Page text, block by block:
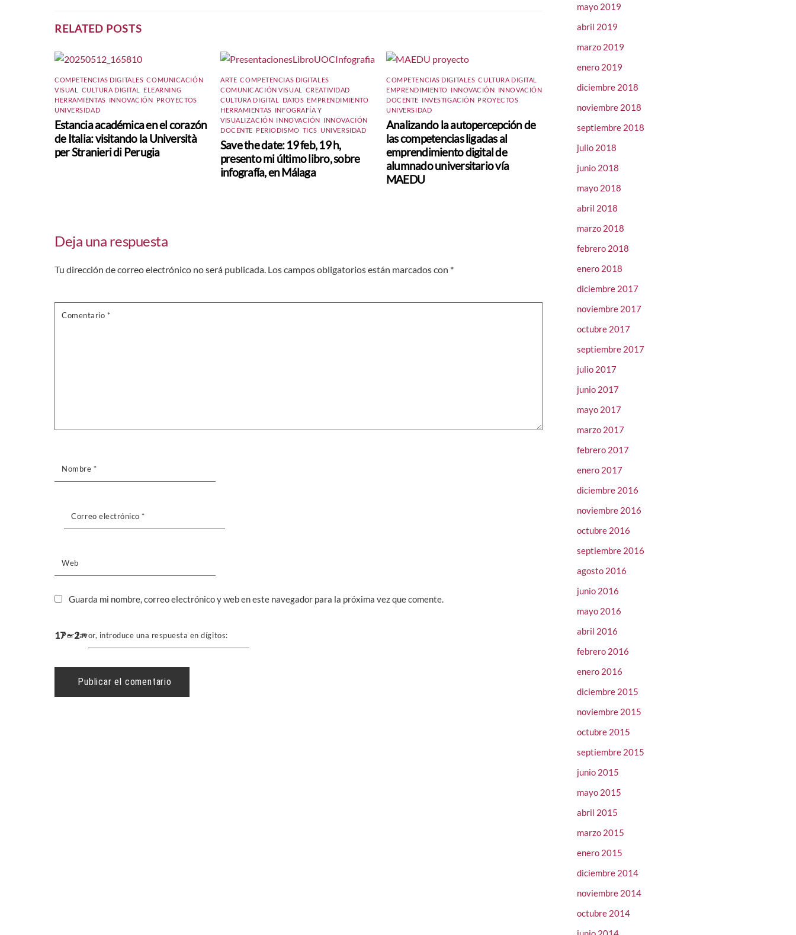
RELATED POSTS
COMPETENCIAS DIGITALES ,COMUNICACIÓN
VISUAL
CULTURA DIGITAL ELEARNING
HERRAMIENTAS INNOVACIÓN PROYECTOS
UNIVERSIDAD
Estancia académica en el corazón
de Italia: visitando la Università
per Stranieri di Perugia
ARTE ,COMPETENCIAS DIGITALES
COMUNICACIÓN VISUAL
CREATIVIDAD
CULTURA DIGITAL
DATOS EMPRENDIMIENTO
HERRAMIENTAS INFOGRAFÍA Y
VISUALIZACIÓN INNOVACIÓN INNOVACIÓN
DOCENTE PERIODISMO TICS ,UNIVERSIDAD
Save the date: 19 feb, 19 h,
presento mi último libro, sobre
infografía, en Málaga
COMPETENCIAS DIGITALES ,CULTURA DIGITAL
EMPRENDIMIENTO INNOVACIÓN INNOVACIÓN
DOCENTE INVESTIGACIÓN PROYECTOS
UNIVERSIDAD
Analizando la autopercepción de
las competencias ligadas al
emprendimiento digital de
alumnado universitario vía
MAEDU
Deja una respuesta
Tu dirección de correo electrónico no será publicada. Los campos obligatorios están marcados con *
Comentario *
Nombre *
Correo electrónico *
Web
Guarda mi nombre, correo electrónico y web en este navegador para la próxima vez que comente.
Por favor, introduce una respuesta en dígitos:
17 − 2 =
mayo 2019
abril 2019
marzo 2019
enero 2019
diciembre 2018
noviembre 2018
septiembre 2018
julio 2018
junio 2018
mayo 2018
abril 2018
marzo 2018
febrero 2018
enero 2018
diciembre 2017
noviembre 2017
octubre 2017
septiembre 2017
julio 2017
junio 2017
mayo 2017
marzo 2017
febrero 2017
enero 2017
diciembre 2016
noviembre 2016
octubre 2016
septiembre 2016
agosto 2016
junio 2016
mayo 2016
abril 2016
febrero 2016
enero 2016
diciembre 2015
noviembre 2015
octubre 2015
septiembre 2015
junio 2015
mayo 2015
abril 2015
marzo 2015
enero 2015
diciembre 2014
noviembre 2014
octubre 2014